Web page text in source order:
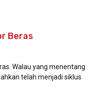
Beras
Walau yang menentang
telah menjadi siklus